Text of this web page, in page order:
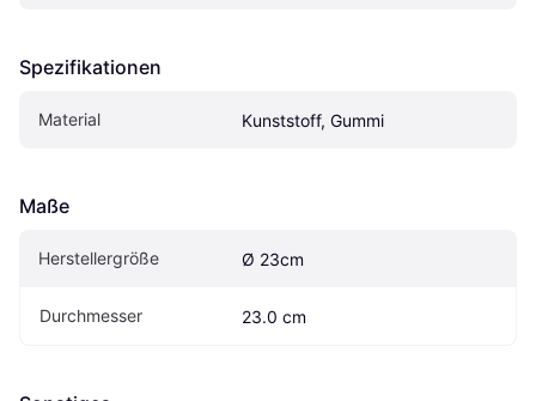
Spezifikationen
Material Kunststoff, Gummi
Maße
Herstellergröße Ø 23cm
Durchmesser 23.0 cm